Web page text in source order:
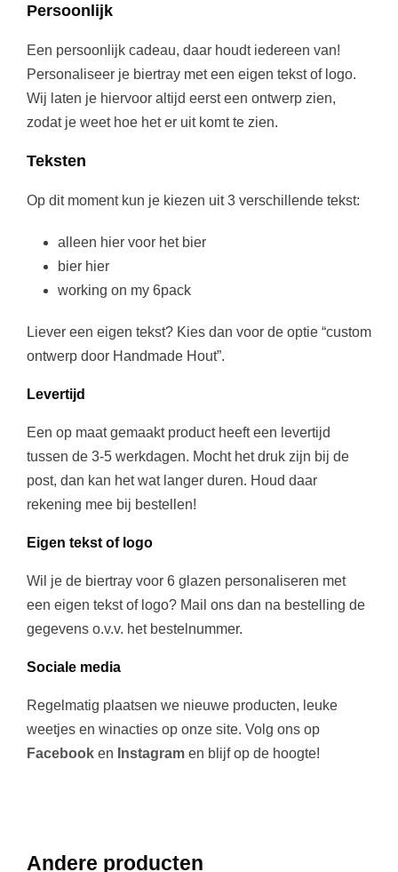
.
9
Persoonlijk
Een persoonlijk cadeau, daar houdt iedereen van!
Personaliseer je biertray met een eigen tekst of logo.
Wij laten je hiervoor altijd eerst een ontwerp zien,
zodat je weet hoe het er uit komt te zien.
Teksten
Op dit moment kun je kiezen uit 3 verschillende tekst:
alleen hier voor het bier
bier hier
working on my 6pack
Liever een eigen tekst? Kies dan voor de optie “custom
ontwerp door Handmade Hout”.
Levertijd
Een op maat gemaakt product heeft een levertijd
tussen de 3-5 werkdagen. Mocht het druk zijn bij de
post, dan kan het wat langer duren. Houd daar
rekening mee bij bestellen!
Eigen tekst of logo
Wil je de biertray voor 6 glazen personaliseren met
een eigen tekst of logo? Mail ons dan na bestelling de
gegevens o.v.v. het bestelnummer.
Sociale media
Regelmatig plaatsen we nieuwe producten, leuke
weetjes en winacties op onze site. Volg ons op
Facebook en Instagram en blijf op de hoogte!
Andere producten